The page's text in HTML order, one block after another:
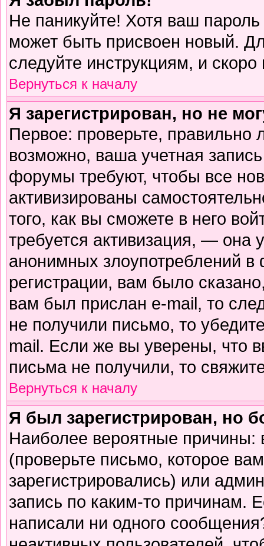
Не паникуйте! Хотя ваш
может быть присвоен новый.
следуйте инструкциям, и
Вернуться к началу
Я зарегистрирован, но не
Первое: проверьте,
возможно, ваша учетная
форумы требуют, чтобы все
активизированы
того, как вы сможете в него
требуется активизация, — она
анонимных злоупотреблений
регистрации, вам было
вам был прислан e-mail, то
не получили письмо, то
mail. Если же вы уверены, что
письма не получили, то
Вернуться к началу
Я был зарегистрирован, но
Наиболее вероятные причины:
(проверьте письмо, которое
зарегистрировались) или
запись по каким-то причинам.
написали ни одного